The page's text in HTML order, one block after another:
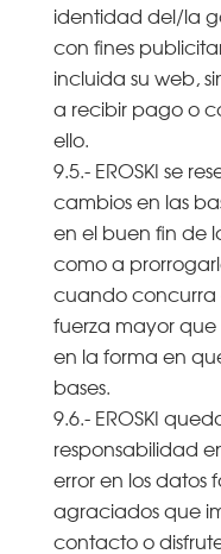
identidad del/la
con fines
incluida su web,
a recibir pago o
ello.
9.5.- EROSKI se
cambios en las
en el buen fin de
como a
cuando concurra
fuerza mayor
en la forma en
bases.
9.6.- EROSKI
responsabilidad
error en los datos
agraciados que
contacto o